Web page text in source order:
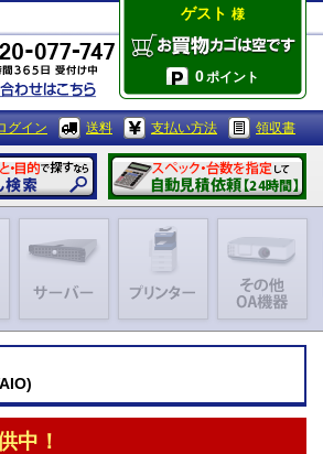
ゲスト 様
0ポイント
グイン 送料 支払い方法 領収書
中！